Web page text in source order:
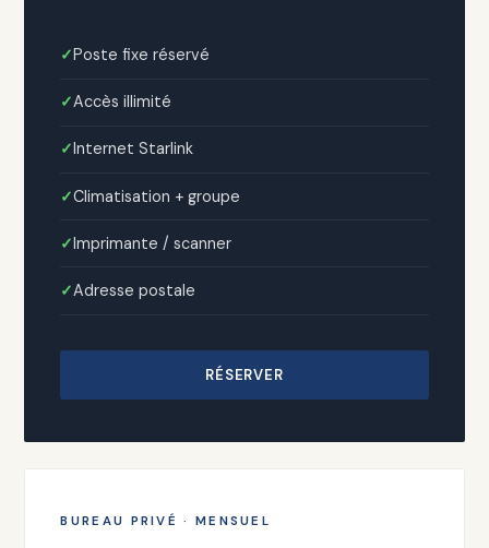
Poste fixe réservé
Accès illimité
Internet Starlink
Climatisation + groupe
Imprimante / scanner
Adresse postale
RÉSERVER
BUREAU PRIVÉ · MENSUEL